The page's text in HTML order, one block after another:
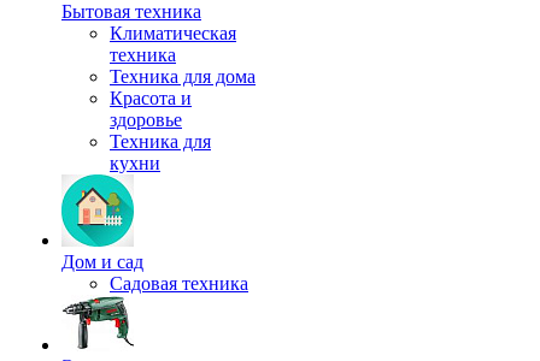
Бытовая техника
Климатическая
техника
Техника для дома
Красота и
здоровье
Техника для
кухни
Дом и сад
Садовая техника